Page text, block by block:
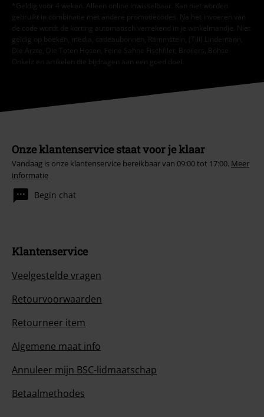
*Geldig voor 4 weken. Alleen online inwisselbaar. Kan niet worden
gebruikt in combinatie met andere promotiecodes. Na het invoeren van
de code wordt de korting automatisch verrekend in je winkelmandje. Niet
geldig op boeken, media, cadeaubonnen, Rammstein, (Till) Lindemann,
Die Ärzte, Die Toten Hosen, Feine Sahne Fischfilet, Broilers, Böhse
Onkelz en artikelen die bijdragen aan een goed doel.
Onze klantenservice staat voor je klaar
Vandaag is onze klantenservice bereikbaar van 09:00 tot 17:00. Meer
informatie
Begin chat
Klantenservice
Veelgestelde vragen
Retourvoorwaarden
Retourneer item
Algemene maat info
Annuleer mijn BSC-lidmaatschap
Betaalmethodes